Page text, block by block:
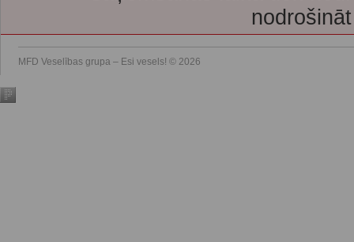
MFD Veselības grupa – Esi vesels! © 2026